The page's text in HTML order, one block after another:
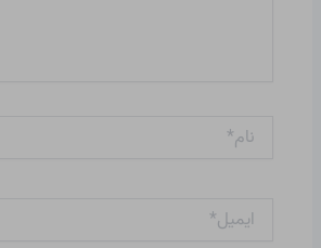
ایمیل*